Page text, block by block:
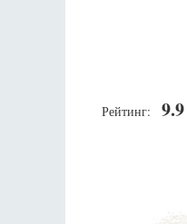
Рейтинг: 9.9